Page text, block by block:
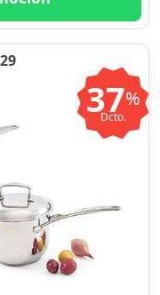
37%
Dcto.